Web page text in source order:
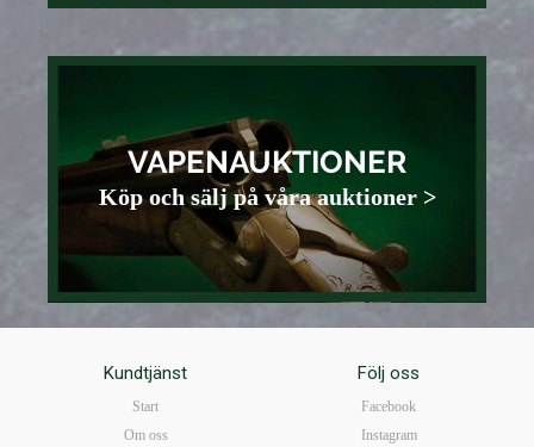
VAPENAUKTIONER
Köp och sälj på våra auktioner >
Kundtjänst
Start
Om oss
Följ oss
Facebook
Instagram